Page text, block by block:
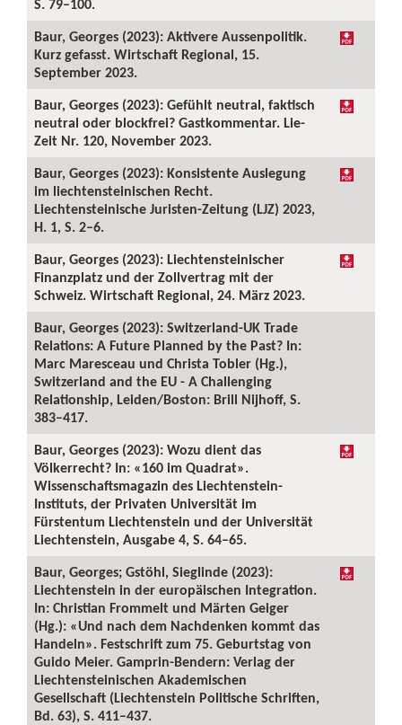
S. 79–100.
Baur, Georges (2023): Aktivere Aussenpolitik.
Kurz gefasst. Wirtschaft Regional, 15.
September 2023.
Baur, Georges (2023): Gefühlt neutral, faktisch
neutral oder blockfrei? Gastkommentar. Lie-
Zeit Nr. 120, November 2023.
Baur, Georges (2023): Konsistente Auslegung
im liechtensteinischen Recht.
Liechtensteinische Juristen-Zeitung (LJZ) 2023,
H. 1, S. 2–6.
Baur, Georges (2023): Liechtensteinischer
Finanzplatz und der Zollvertrag mit der
Schweiz. Wirtschaft Regional, 24. März 2023.
Baur, Georges (2023): Switzerland-UK Trade
Relations: A Future Planned by the Past? In:
Marc Maresceau und Christa Tobler (Hg.),
Switzerland and the EU - A Challenging
Relationship, Leiden/Boston: Brill Nijhoff, S.
383–417.
Baur, Georges (2023): Wozu dient das
Völkerrecht? In: «160 im Quadrat».
Wissenschaftsmagazin des Liechtenstein-
Instituts, der Privaten Universität im
Fürstentum Liechtenstein und der Universität
Liechtenstein, Ausgabe 4, S. 64–65.
Baur, Georges; Gstöhl, Sieglinde (2023):
Liechtenstein in der europäischen Integration.
In: Christian Frommelt und Märten Geiger
(Hg.): «Und nach dem Nachdenken kommt das
Handeln». Festschrift zum 75. Geburtstag von
Guido Meier. Gamprin-Bendern: Verlag der
Liechtensteinischen Akademischen
Gesellschaft (Liechtenstein Politische Schriften,
Bd. 63), S. 411–437.